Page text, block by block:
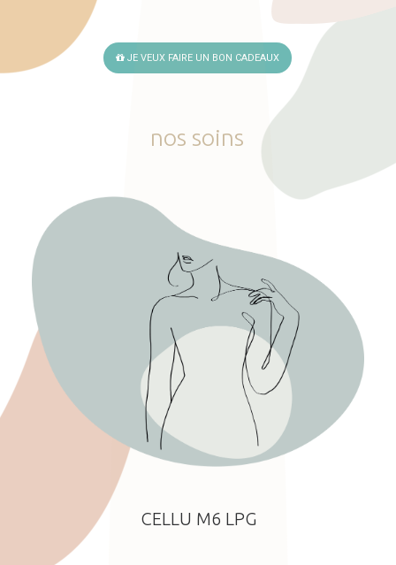
JE VEUX FAIRE UN BON CADEAUX
nos soins
CELLU M6 LPG